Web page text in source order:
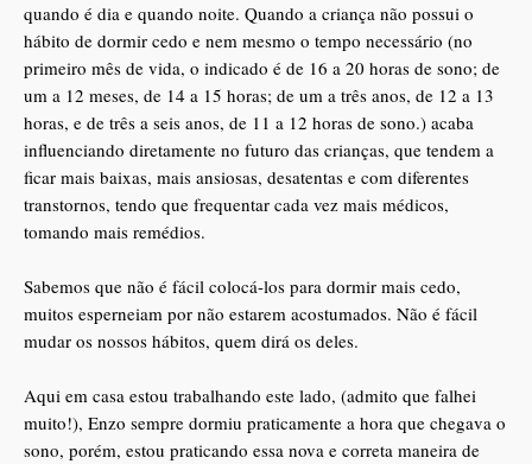
quando é dia e quando noite. Quando a criança não possui o
hábito de dormir cedo e nem mesmo o tempo necessário (no
primeiro mês de vida, o indicado é de 16 a 20 horas de sono; de
um a 12 meses, de 14 a 15 horas; de um a três anos, de 12 a 13
horas, e de três a seis anos, de 11 a 12 horas de sono.) acaba
influenciando diretamente no futuro das crianças, que tendem a
ficar mais baixas, mais ansiosas, desatentas e com diferentes
transtornos, tendo que frequentar cada vez mais médicos,
tomando mais remédios.
Sabemos que não é fácil colocá-los para dormir mais cedo,
muitos esperneiam por não estarem acostumados. Não é fácil
mudar os nossos hábitos, quem dirá os deles.
Aqui em casa estou trabalhando este lado, (admito que falhei
muito!), Enzo sempre dormiu praticamente a hora que chegava o
sono, porém, estou praticando essa nova e correta maneira de